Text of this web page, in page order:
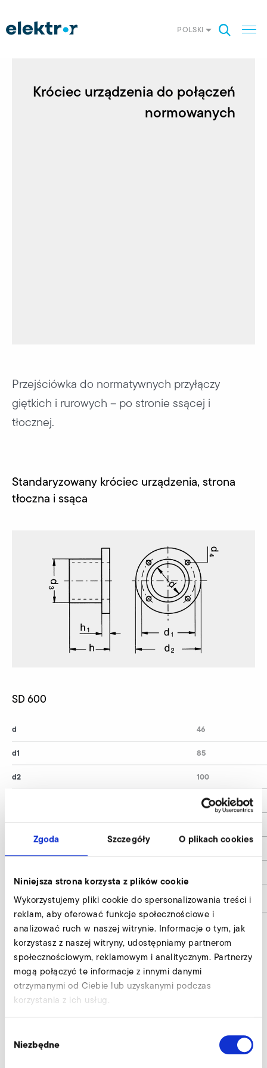
Zgoda Szczegóły O plikach cookies
Niniejsza strona korzysta z plików cookie
Wykorzystujemy pliki cookie do spersonalizowania treści i
reklam, aby oferować funkcje społecznościowe i
analizować ruch w naszej witrynie. Informacje o tym, jak
korzystasz z naszej witryny, udostępniamy partnerom
społecznościowym, reklamowym i analitycznym. Partnerzy
mogą połączyć te informacje z innymi danymi
otrzymanymi od Ciebie lub uzyskanymi podczas
korzystania z ich usług.
zgody
Niezbędne
POLSKI
Króciec urządzenia do połączeń
normowanych
Przejściówka do normatywnych przyłączy
giętkich i rurowych – po stronie ssącej i
tłocznej.
Standaryzowany króciec urządzenia, strona
tłoczna i ssąca
SD 600
d
d1
d2
d3
Numer materiału
46
85
100
4 x 7
50
9013294
Standaryzowany króciec urządzenia,
strona tłoczna i ssąca wyślij zapytanie
Nasi eksperci służą profesjonalną pomocą.